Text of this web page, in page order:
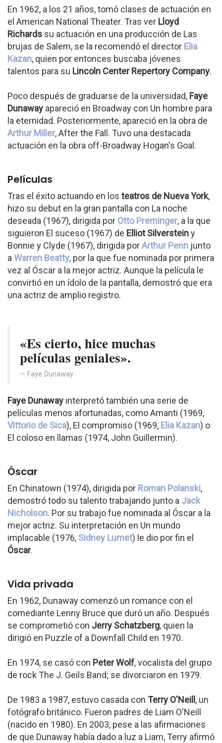
En 1962, a los 21 años, tomó clases de actuación en
el American National Theater. Tras ver Lloyd
Richards su actuación en una producción de Las
brujas de Salem, se la recomendó el director Elia
Kazan, quien por entonces buscaba jóvenes
talentos para su Lincoln Center Repertory Company.
Poco después de graduarse de la universidad, Faye
Dunaway apareció en Broadway con Un hombre para
la eternidad. Posteriormente, apareció en la obra de
Arthur Miller, After the Fall. Tuvo una destacada
actuación en la obra off-Broadway Hogan's Goal.
Películas
Tras el éxito actuando en los teatros de Nueva York,
hizo su debut en la gran pantalla con La noche
deseada (1967), dirigida por Otto Preminger, a la que
siguieron El suceso (1967) de Elliot Silversteiny
Bonnie y Clyde (1967), dirigida porArthur Penn junto
a Warren Beatty, por la que fue nominada por primera
vez al Óscar a la mejor actriz. Aunque la película le
convirtió en un ídolo de la pantalla, demostró que era
una actriz de amplio registro.
«Es cierto, hice muchas
películas geniales».
Faye Dunaway
Faye Dunaway interpretó también una serie de
películas menos afortunadas, como Amanti (1969,
Vittorio de Sica), El compromiso (1969, Elia Kazan) o
El coloso en llamas (1974, John Guillermin).
Óscar
En Chinatown (1974), dirigida por Roman Polanski,
demostró todo su talento trabajando junto a Jack
Nicholson. Por su trabajo fue nominada al Óscar a la
mejor actriz. Su interpretación en Un mundo
implacable (1976, Sidney Lumet) le dio por fin el
Óscar.
Vida privada
En 1962, Dunaway comenzó un romance con el
comediante Lenny Bruce que duró un año. Después
se comprometió con Jerry Schatzberg, quien la
dirigió en Puzzle of a Downfall Child en 1970.
En 1974, se casó con Peter Wolf, vocalista del grupo
de rock The J. Geils Band; se divorciaron en 1979.
De 1983 a 1987, estuvo casada con Terry O'Neill , un
fotógrafo británico. Fueron padres de Liam O'Neill
(nacido en 1980). En 2003, pese a las afirmaciones
de que Dunaway había dado a luz a Liam, Terry afirmó